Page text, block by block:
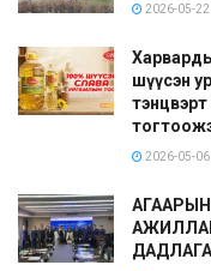
2026-05-22
шүүсэн
2026-05-06